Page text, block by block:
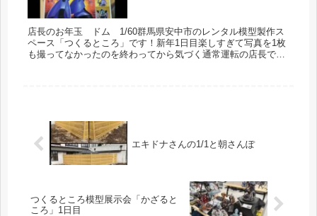
店長のお年玉 ドム 1/60群馬県安中市のレンタル模型製作ス
ペース「つくるところ」です！新年1日目楽しすぎて写真を1枚
も撮ってなかったのを終わってから気づく通常運転の店長です
エキドナさんの1/1と朝さんぽ
つくるところ模型展示会「かざると
ころ」1日目